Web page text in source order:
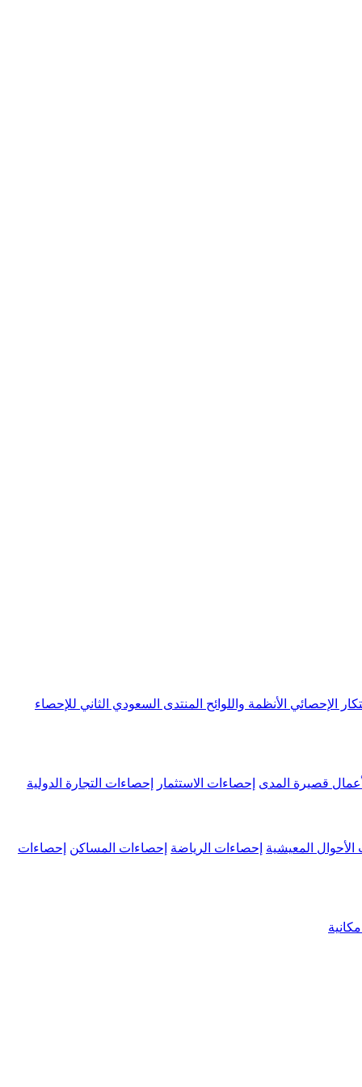
الإحصائي الأنظمة واللوائح المنتدى السعودي الثاني للإحصاء
قصيرة المدى إحصاءات الاستثمار إحصاءات التجارة الدولية
الأحوال المعيشية إحصاءات الرياضة إحصاءات المساكن إحصاءات